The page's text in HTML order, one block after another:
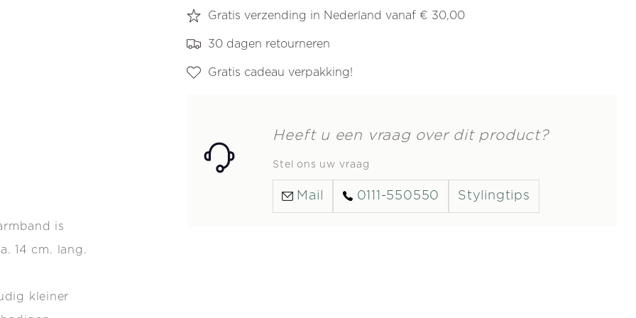
is
14 cm. lang.
kleiner
cm
cm
Gratis verzending in Nederland vanaf € 30,00
30 dagen retourneren
Gratis cadeau verpakking!
Heeft u een vraag over dit product?
Stel ons uw vraag
Mail 0111-550550 Stylingtips